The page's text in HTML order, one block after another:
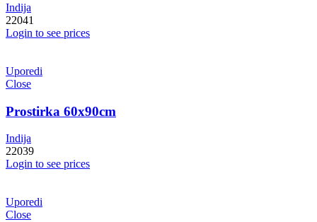
Indija
22041
Login to see prices
Uporedi
Close
Prostirka 60x90cm
Indija
22039
Login to see prices
Uporedi
Close